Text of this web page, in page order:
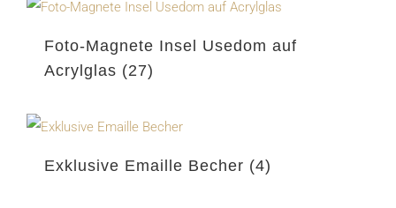
Foto-Magnete Insel Usedom auf
Acrylglas (27)
Exklusive Emaille Becher (4)